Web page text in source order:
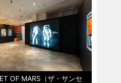
OF MARS（ザ・サンセ